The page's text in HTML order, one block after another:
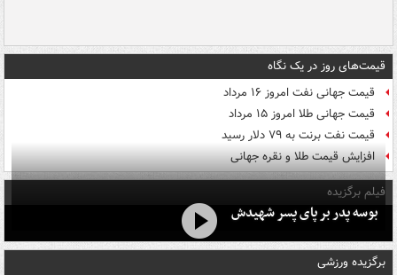
قیمت‌های روز در یک نگاه
قیمت جهانی نفت امروز ۱۶ مرداد
قیمت جهانی طلا امروز ۱۵ مرداد
قیمت نفت برنت به ۷۹ دلار رسید
افزایش قیمت طلا و نقره جهانی
فیلم برگزیده
بوسه‌ پدر بر پای پسر شهیدش
برگزیده ورزشی